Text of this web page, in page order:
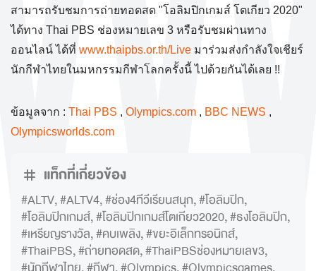
สามารถรับชมการถ่ายทอดสด "โอลิมปิกเกมส์ โตเกียว 2020"
ได้ทาง Thai PBS ช่องหมายเลข 3 หรือรับชมผ่านทาง
ออนไลน์ ได้ที่ www.thaipbs.or.th/Live มาร่วมส่งกำลังใจเชียร์
นักกีฬาไทยในมหกรรมกีฬาโลกครั้งนี้ ไปด้วยกันได้เลย !!
ข้อมูลจาก : Thai PBS , Olympics.com , BBC NEWS ,
Olympicsworlds.com
แท็กที่เกี่ยวข้อง
#ALTV,#ALTV4,#ช่อง4ทีวีเรียนสนุก,#โอลิมปิก,
#โอลิมปิกเกมส์,#โอลิมปิกเกมส์โตเกียว2020,#ธงโอลิมปิก,
#เหรียญรางวัล,#คบเพลิง,#ขยะอิเล็กทรอนิกส์,
#ThaiPBS,#ถ่ายทอดสด,#ThaiPBSช่องหมายเลข3,